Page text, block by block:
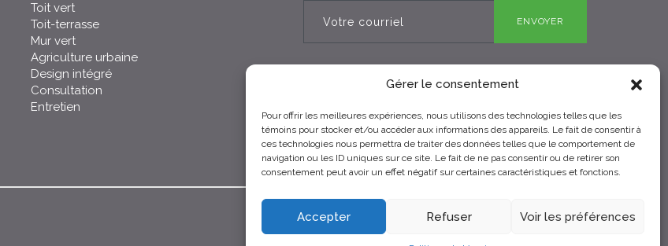
Gérer le consentement
Pour offrir les meilleures expériences, nous utilisons des technologies telles que les
témoins pour stocker et/ou accéder aux informations des appareils. Le fait de consentir à
ces technologies nous permettra de traiter des données telles que le comportement de
navigation ou les ID uniques sur ce site. Le fait de ne pas consentir ou de retirer son
consentement peut avoir un effet négatif sur certaines caractéristiques et fonctions.
Accepter Refuser Voir les préférences
Toit vert
Toit-terrasse
Mur vert
Agriculture urbaine
Design intégré
Consultation
Entretien
ENVOYER